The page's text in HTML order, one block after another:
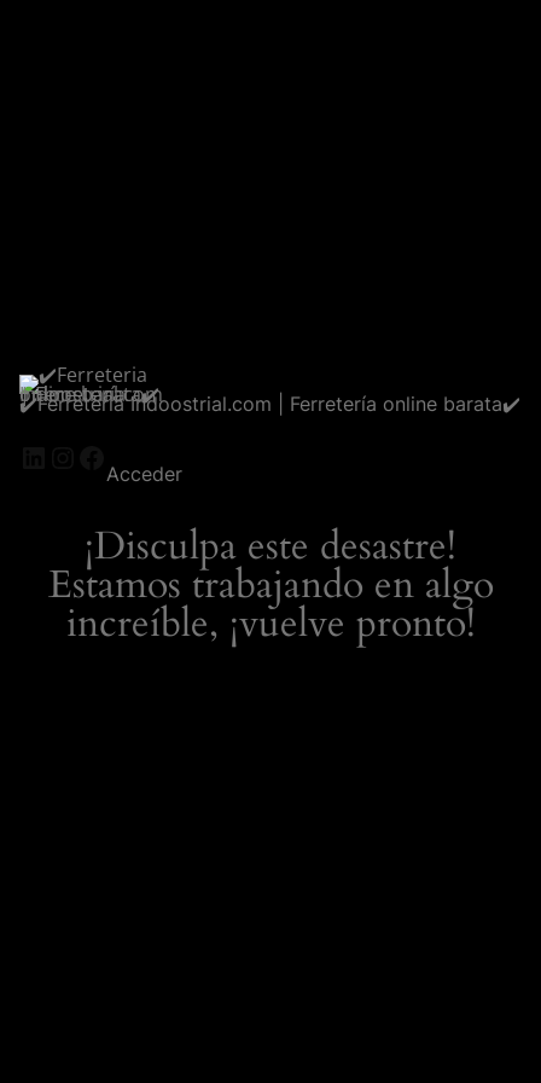
✔️Ferreteria Indoostrial.com | Ferretería online barata✔️
LinkedIn
Instagram
Facebook
Acceder
¡Disculpa este desastre!
Estamos trabajando en algo
increíble, ¡vuelve pronto!